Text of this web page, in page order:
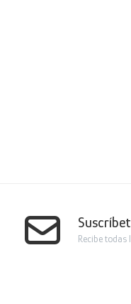
Recibe todas